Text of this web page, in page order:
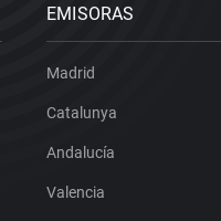
EMISORAS
Madrid
Catalunya
Andalucía
Valencia